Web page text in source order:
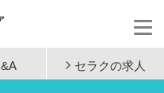
セラクの求人